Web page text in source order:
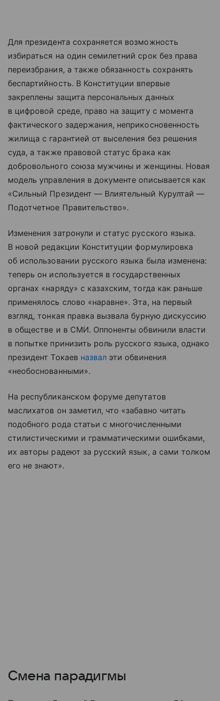
Для президента сохраняется возможность
избираться на один семилетний срок без права
переизбрания, а также обязанность сохранять
беспартийность. В Конституции впервые
закреплены защита персональных данных
в цифровой среде, право на защиту с момента
фактического задержания, неприкосновенность
жилища с гарантией от выселения без решения
суда, а также правовой статус брака как
добровольного союза мужчины и женщины. Новая
модель управления в документе описывается как
«Сильный Президент — Влиятельный Курултай —
Подотчетное Правительство».
Изменения затронули и статус русского языка.
В новой редакции Конституции формулировка
об использовании русского языка была изменена:
теперь он используется в государственных
органах «наряду» с казахским, тогда как раньше
применялось слово «наравне». Эта, на первый
взгляд, тонкая правка вызвала бурную дискуссию
в обществе и в СМИ. Оппоненты обвинили власти
в попытке принизить роль русского языка, однако
президент Токаев назвал эти обвинения
«необоснованными».
На республиканском форуме депутатов
маслихатов он заметил, что «забавно читать
подобного рода статьи с многочисленными
стилистическими и грамматическими ошибками,
их авторы радеют за русский язык, а сами толком
его не знают».
Смена парадигмы